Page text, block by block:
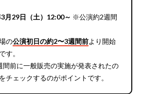
月29日（土）12:00～ ※公演約2週間
の公演初日の約2〜3週間前より開始
す。
間前に一般販売の実施が発表されたの
チェックするのがポイントです。